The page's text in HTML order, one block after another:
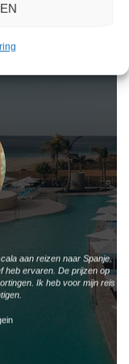
aan reizen naar Spanje.
heb ervaren. De prijzen op
Ik heb voor mijn reis